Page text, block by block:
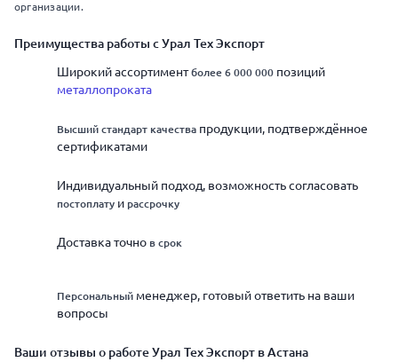
организации.
Преимущества работы с Урал Тех Экспорт
Широкий ассортиментболее 6 000 000 позиций
металлопроката
Высший стандарт качества продукции, подтверждённое
сертификатами
Индивидуальный подход, возможность согласовать
постоплату и рассрочку
Доставка точно в срок
Персональный менеджер, готовый ответить на ваши
вопросы
Ваши отзывы о работе Урал Тех Экспорт в Астана